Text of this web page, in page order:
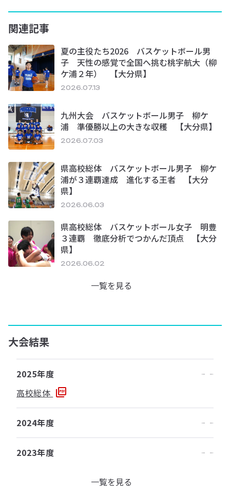
関連記事
夏の主役たち2026 バスケットボール男
子 天性の感覚で全国へ挑む桃宇航大（柳
ケ浦２年） 【大分県】
2026.07.13
九州大会 バスケットボール男子 柳ケ
浦 準優勝以上の大きな収穫 【大分県】
2026.07.03
県高校総体 バスケットボール男子 柳ケ
浦が３連覇達成 進化する王者 【大分
県】
2026.06.03
県高校総体 バスケットボール女子 明豊
３連覇 徹底分析でつかんだ頂点 【大分
県】
2026.06.02
一覧を見る
大会結果
2025年度
高校総体
2024年度
2023年度
一覧を見る